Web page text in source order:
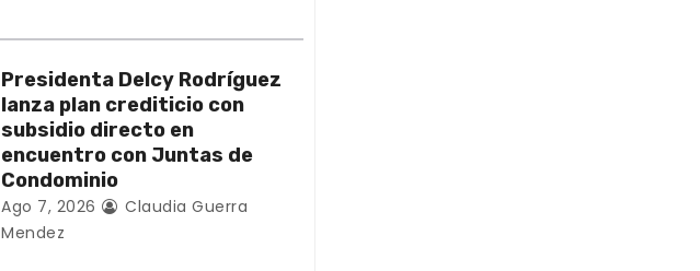
Presidenta Delcy Rodríguez
lanza plan crediticio con
subsidio directo en
encuentro con Juntas de
Condominio
Ago 7, 2026
Claudia Guerra
Mendez